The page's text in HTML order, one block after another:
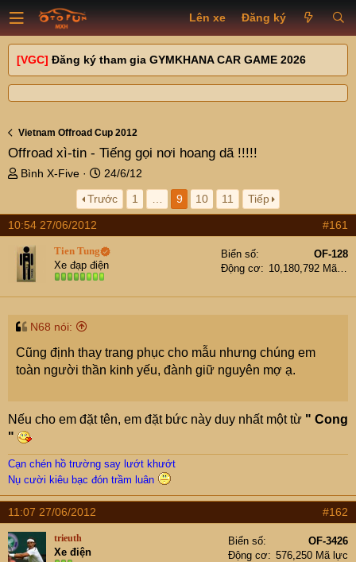
Lên xe Đăng ký
[VGC] Đăng ký tham gia GYMKHANA CAR GAME 2026
Vietnam Offroad Cup 2012
Offroad xì-tin - Tiếng gọi nơi hoang dã !!!!!
T
e
a
d
s
t
t
r
Bình X-Five
N
g
à
y
ử
i
24/6/12
Trước
1 9 10 11 Tiếp
10:54 27/06/2012 #161
Tien Tung
Xe đạp điện
Biển số
OF-128
Động cơ
10,180,792 Mã lực
N68 nói:
Cũng định thay trang phục cho mẫu nhưng chúng em
toàn người thần kinh yếu, đành giữ nguyên mợ ạ.
Nếu cho em đặt tên, em đặt bức này duy nhất một từ " Cong
"
Cạn chén hồ trường say lướt khướt
Nụ cười kiêu bạc đón trầm luân
11:07 27/06/2012 #162
trieuth
Xe điện
Biển số
OF-3426
Động cơ
576,250 Mã lực